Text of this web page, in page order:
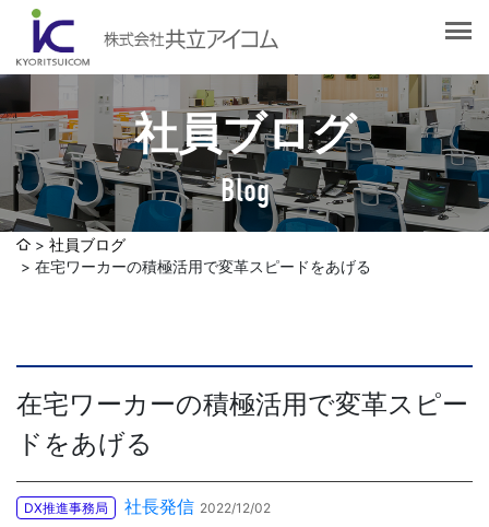
社員ブログ
Blog
会社概要
社長挨拶
企業理念
沿革
認証取得
選ばれる理由
サービス紹介
Web制作・ホームページ制作
デザイン作成・印刷サービス
発送代行・全国流通（ロジスティクス）
デジタルコンテンツ制作・撮影・その他
社員ブログ
社員ブログ
在宅ワーカーの積極活用で変革スピードをあげる
在宅ワーカーの積極活用で変革スピー
ドをあげる
DX推進事務局 社長発信 2022/12/02